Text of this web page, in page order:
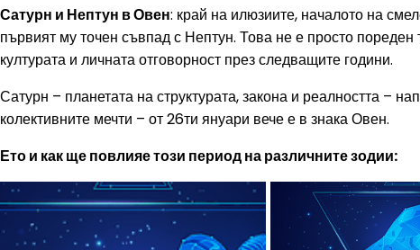
Сатурн и Нептун в Овен: край на илюзиите, началото на
първият му точен съвпад с Нептун. Това не е просто
културата и личната отговорност през следващите години.
Сатурн – планетата на структурата, закона и реалността –
колективните мечти – от 26ти януари вече е в знака Овен.
Ето и как ще повлияе този период на различните зодии: